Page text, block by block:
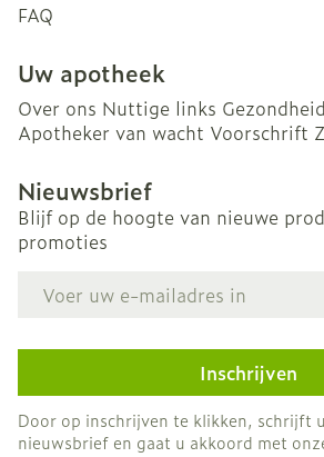
FAQ
Uw apotheek
Over ons Nuttige links
Apotheker van wacht Voorschrift
Nieuwsbrief
Blijf op de hoogte van nieuwe
promoties
Inschrijven
Door op inschrijven te klikken, schrijft
nieuwsbrief en gaat u akkoord met